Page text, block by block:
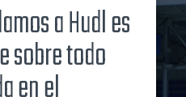
a Hudl es
sobre todo